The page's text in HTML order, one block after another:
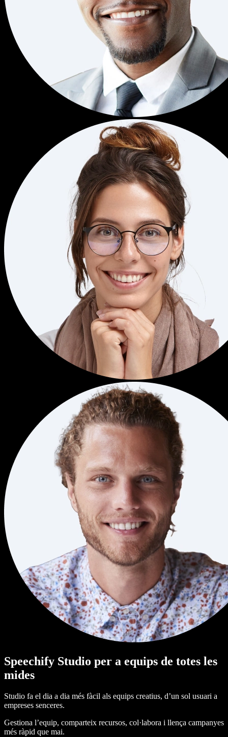
Speechify Studio per a equips de totes les
mides
Studio fa el dia a dia més fàcil als equips creatius, d’un sol usuari a
empreses senceres.
Gestiona l’equip, comparteix recursos, col·labora i llença campanyes
més ràpid que mai.